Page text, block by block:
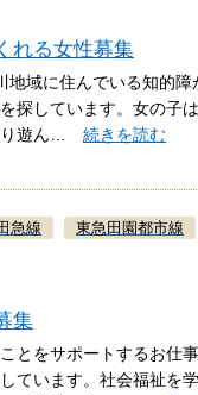
れる女性募集
域に住んでいる知的障
探しています。女の子
り遊ん… 続きを読む
急線 東急田園都市線
集
とをサポートするお仕
ています。社会福祉を